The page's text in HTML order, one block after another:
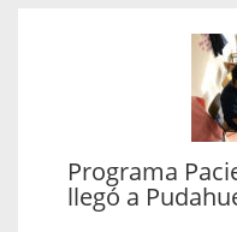
Programa
llegó a